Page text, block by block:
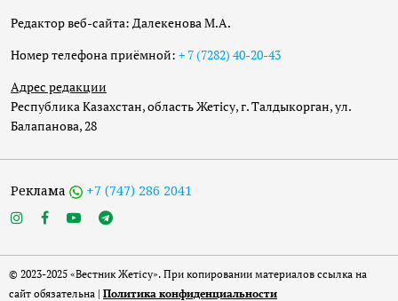
Редактор веб-сайта: Далекенова М.А.
Номер телефона приёмной: + 7 (7282) 40-20-43
Адрес редакции
Республика Казахстан, область Жетісу, г. Талдыкорган, ул.
Балапанова, 28
Реклама +7 (747) 286 2041
© 2023-2025 «Вестник Жетісу». При копировании материалов ссылка на
сайт обязательна | Политика конфиденциальности